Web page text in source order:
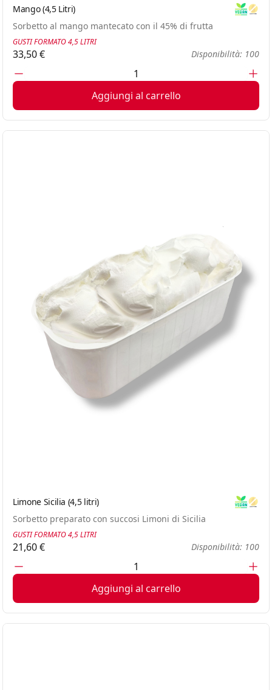
Mango (4,5 Litri)
Sorbetto al mango mantecato con il 45% di frutta
GUSTI FORMATO 4,5 LITRI
33,50 € Disponibilità: 100
Aggiungi al carrello
Limone Sicilia (4,5 litri)
Sorbetto preparato con succosi Limoni di Sicilia
GUSTI FORMATO 4,5 LITRI
21,60 € Disponibilità: 100
Aggiungi al carrello